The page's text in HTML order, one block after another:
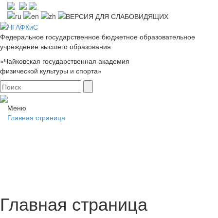
Федеральное государственное бюджетное образовательное
учреждение высшего образования
«Чайковская государственная академия
физической культуры и спорта»
Меню
Главная страница
Главная страница